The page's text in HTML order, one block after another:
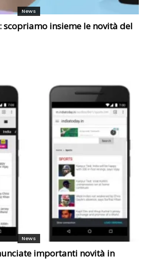
News
insieme le novità del
News
importanti novità in